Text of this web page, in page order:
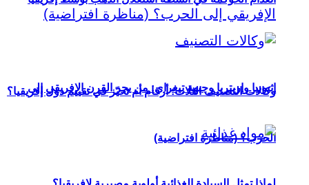
إثيوبيا وإريتريا وجبهة تيغراي: من يجر القرن الإفريقي إلى
الحرب؟ (مناظرة افتراضية)
وكالات التصنيف الثلاث: أرقام أم تحيّز في تقييم دول إفريقيا؟